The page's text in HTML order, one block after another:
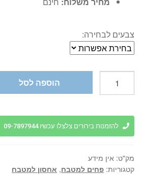
צבעים לבחירה:
מעוצב
למטבח
20
ליטר
על
הוספה לסל
להזמנות בירורים צלצלו עכשיו 09-7897944
מק"ט: אין מידע
קטגוריות: פחים למטבח, אחסון למטבח